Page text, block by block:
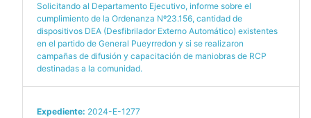
Solicitando al Departamento Ejecutivo, informe sobre el
cumplimiento de la Ordenanza Nº23.156, cantidad de
dispositivos DEA (Desfibrilador Externo Automático) existentes
en el partido de General Pueyrredon y si se realizaron
campañas de difusión y capacitación de maniobras de RCP
destinadas a la comunidad.
Expediente: 2024-E-1277